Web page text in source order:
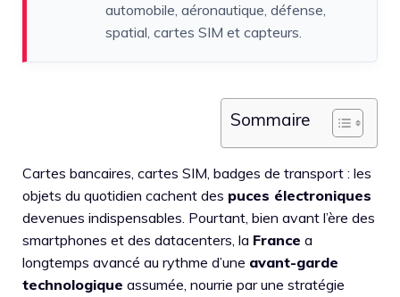
automobile, aéronautique, défense,
spatial, cartes SIM et capteurs.
Sommaire
Cartes bancaires, cartes SIM, badges de transport : les
objets du quotidien cachent des puces électroniques
devenues indispensables. Pourtant, bien avant l’ère des
smartphones et des datacenters, la France a
longtemps avancé au rythme d’une avant-garde
technologique assumée, nourrie par une stratégie